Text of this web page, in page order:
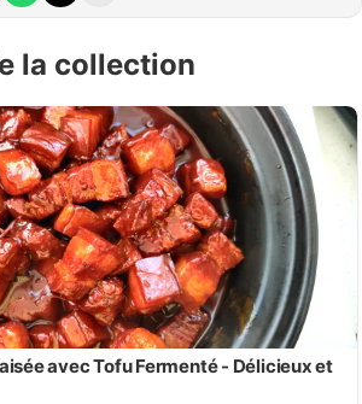
la collection
avec Tofu Fermenté - Délicieux et